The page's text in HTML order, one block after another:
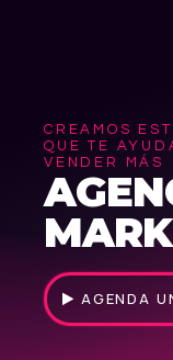
CREAMOS
QUE TE
VENDER MÁS
AGENDA